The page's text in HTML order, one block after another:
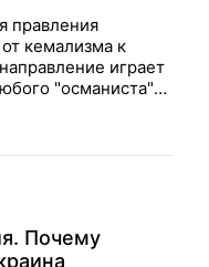
правления
кемализма к
играет
"османиста"
турецких
сотни лет.
Почему